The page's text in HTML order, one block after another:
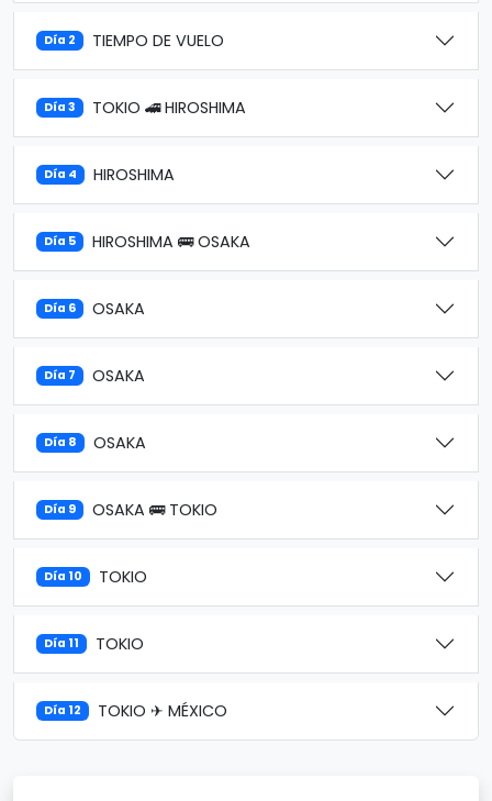
Día 2 TIEMPO DE VUELO
Día 3 TOKIO 🚄 HIROSHIMA
Día 4 HIROSHIMA
Día 5 HIROSHIMA 🚌 OSAKA
Día 6 OSAKA
Día 7 OSAKA
Día 8 OSAKA
Día 9 OSAKA 🚌 TOKIO
Día 10 TOKIO
Día 11 TOKIO
Día 12 TOKIO ✈ MÉXICO